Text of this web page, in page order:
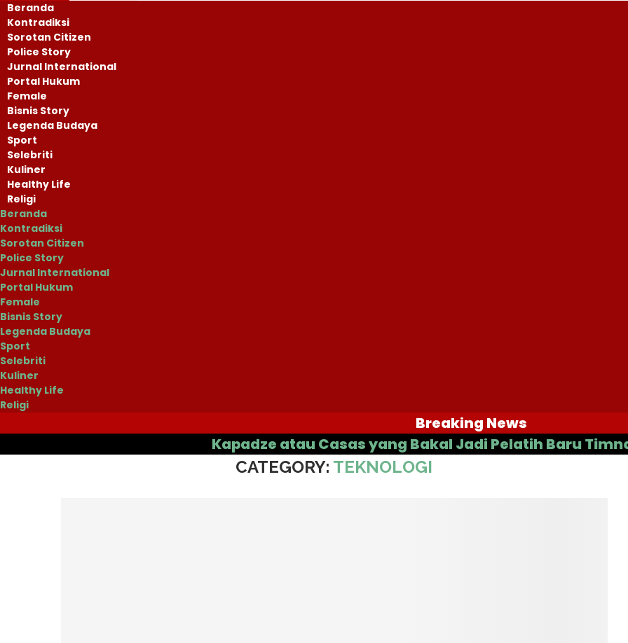
Beranda
Kontradiksi
Sorotan Citizen
Police Story
Jurnal International
Portal Hukum
Female
Bisnis Story
Legenda Budaya
Sport
Selebriti
Kuliner
Healthy Life
Religi
Beranda
Kontradiksi
Sorotan Citizen
Police Story
Jurnal International
Portal Hukum
Female
Bisnis Story
Legenda Budaya
Sport
Selebriti
Kuliner
Healthy Life
Religi
Breaking News
Kapadze atau Casas yang Bakal Jadi Pelatih Baru Timnas
Beranda»Teknologi
CATEGORY: TEKNOLOGI